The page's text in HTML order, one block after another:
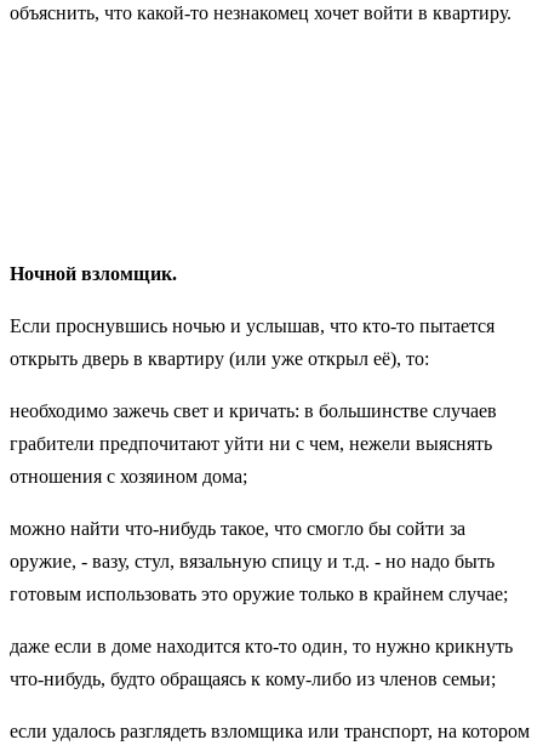
объяснить, что какой-то незнакомец хочет войти в квартиру.
Ночной взломщик.
Если проснувшись ночью и услышав, что кто-то пытается
открыть дверь в квартиру (или уже открыл её), то:
необходимо зажечь свет и кричать: в большинстве случаев
грабители предпочитают уйти ни с чем, нежели выяснять
отношения с хозяином дома;
можно найти что-нибудь такое, что смогло бы сойти за
оружие, - вазу, стул, вязальную спицу и т.д. - но надо быть
готовым использовать это оружие только в крайнем случае;
даже если в доме находится кто-то один, то нужно крикнуть
что-нибудь, будто обращаясь к кому-либо из членов семьи;
если удалось разглядеть взломщика или транспорт, на котором